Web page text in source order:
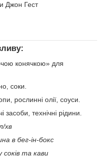
Джон Гест
конячкою» для
соки.
рослинні олії, соуси.
засоби, технічні рідини.
хв
в бег-ін-бокс
та кави